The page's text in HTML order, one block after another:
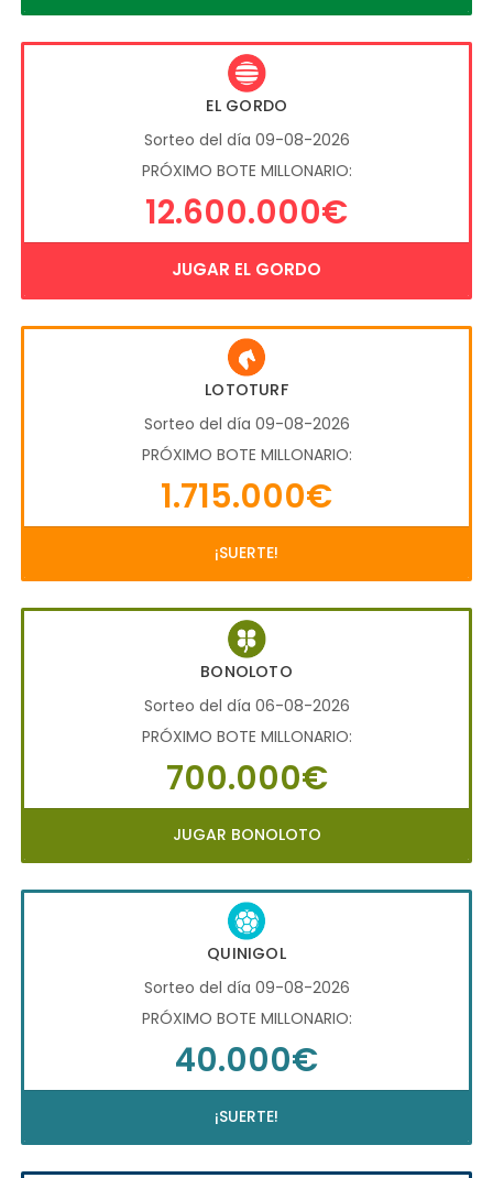
EL GORDO
Sorteo del día 09-08-2026
PRÓXIMO BOTE MILLONARIO:
12.600.000€
JUGAR EL GORDO
LOTOTURF
Sorteo del día 09-08-2026
PRÓXIMO BOTE MILLONARIO:
1.715.000€
¡SUERTE!
BONOLOTO
Sorteo del día 06-08-2026
PRÓXIMO BOTE MILLONARIO:
700.000€
JUGAR BONOLOTO
QUINIGOL
Sorteo del día 09-08-2026
PRÓXIMO BOTE MILLONARIO:
40.000€
¡SUERTE!